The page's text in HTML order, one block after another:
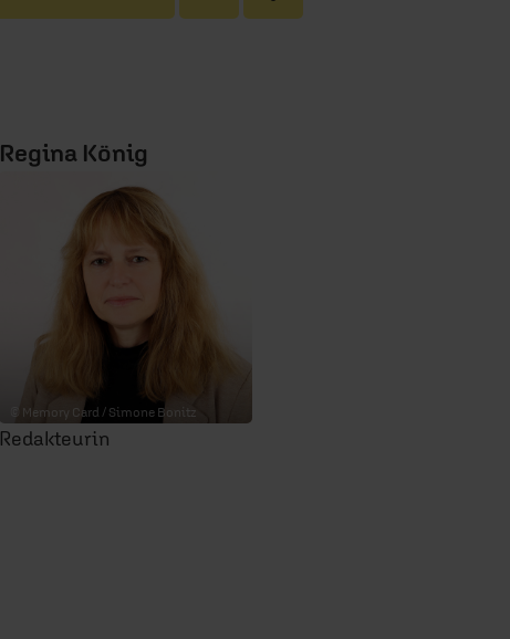
Regina König
© Memory Card / Simone Bonitz
Redakteurin